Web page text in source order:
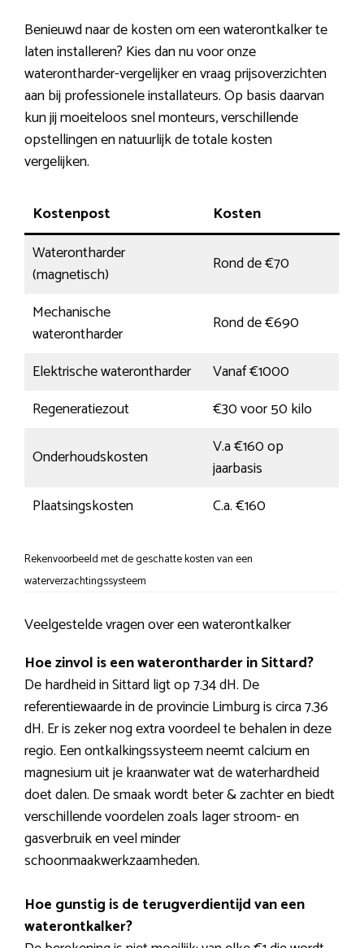
Benieuwd naar de kosten om een waterontkalker te
laten installeren? Kies dan nu voor onze
waterontharder-vergelijker en vraag prijsoverzichten
aan bij professionele installateurs. Op basis daarvan
kun jij moeiteloos snel monteurs, verschillende
opstellingen en natuurlijk de totale kosten
vergelijken.
Kostenpost
Kosten
Waterontharder
(magnetisch)
Rond de €70
Mechanische
waterontharder
Rond de €690
Elektrische waterontharder
Vanaf €1000
Regeneratiezout
€30 voor 50 kilo
Onderhoudskosten
V.a €160 op
jaarbasis
Plaatsingskosten
C.a. €160
Rekenvoorbeeld met de geschatte kosten van een
waterverzachtingssysteem
Veelgestelde vragen over een waterontkalker
Hoe zinvol is een waterontharder in Sittard?
De hardheid in Sittard ligt op 7.34 dH. De
referentiewaarde in de provincie Limburg is circa 7.36
dH. Er is zeker nog extra voordeel te behalen in deze
regio. Een ontkalkingssysteem neemt calcium en
magnesium uit je kraanwater wat de waterhardheid
doet dalen. De smaak wordt beter & zachter en biedt
verschillende voordelen zoals lager stroom- en
gasverbruik en veel minder
schoonmaakwerkzaamheden.
Hoe gunstig is de terugverdientijd van een
waterontkalker?